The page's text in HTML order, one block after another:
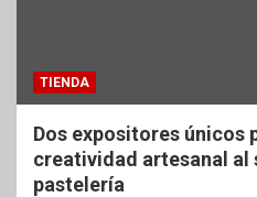
TIENDA
Dos expositores únicos
creatividad artesanal al
pastelería